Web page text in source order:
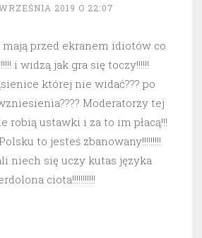
2019 O 22:07
mają przed ekranem idiotów co
i widzą jak gra się toczy!!!!!!
której nie widać??? po
Moderatorzy tej
robią ustawki i za to im płacą!!!
to jesteś zbanowany!!!!!!!!!
niech się uczy kutas języka
ciota!!!!!!!!!!!